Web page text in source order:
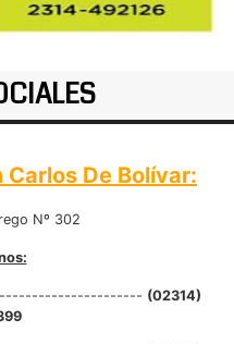
Carlos De Bolívar:
Nº 302
(02314)